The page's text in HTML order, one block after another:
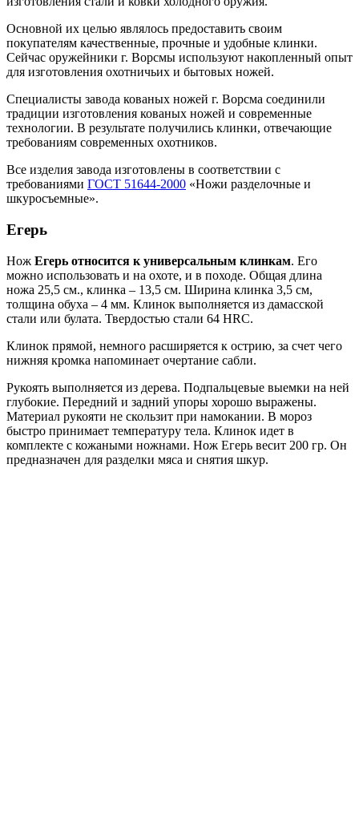
Основной их целью являлось предоставить своим
покупателям качественные, прочные и удобные клинки.
Сейчас оружейники г. Ворсмы используют накопленный опыт
для изготовления охотничьих и бытовых ножей.
Специалисты завода кованых ножей г. Ворсма соединили
традиции изготовления кованых ножей и современные
технологии. В результате получились клинки, отвечающие
требованиям современных охотников.
Все изделия завода изготовлены в соответствии с
требованиями ГОСТ 51644-2000 «Ножи разделочные и
шкуросъемные».
Егерь
Нож Егерь относится к универсальным клинкам. Его
можно использовать и на охоте, и в походе. Общая длина
ножа 25,5 см., клинка – 13,5 см. Ширина клинка 3,5 см,
толщина обуха – 4 мм. Клинок выполняется из дамасской
стали или булата. Твердостью стали 64 HRC.
Клинок прямой, немного расширяется к острию, за счет чего
нижняя кромка напоминает очертание сабли.
Рукоять выполняется из дерева. Подпальцевые выемки на ней
глубокие. Передний и задний упоры хорошо выражены.
Материал рукояти не скользит при намокании. В мороз
быстро принимает температуру тела. Клинок идет в
комплекте с кожаными ножнами. Нож Егерь весит 200 гр. Он
предназначен для разделки мяса и снятия шкур.